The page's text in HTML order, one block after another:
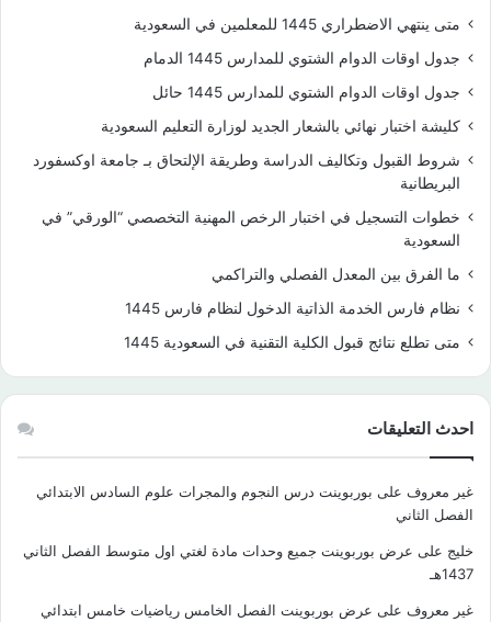
متى ينتهي الاضطراري 1445 للمعلمين في السعودية
جدول اوقات الدوام الشتوي للمدارس 1445 الدمام
جدول اوقات الدوام الشتوي للمدارس 1445 حائل
كليشة اختبار نهائي بالشعار الجديد لوزارة التعليم السعودية
شروط القبول وتكاليف الدراسة وطريقة الإلتحاق بـ جامعة اوكسفورد
البريطانية
خطوات التسجيل في اختبار الرخص المهنية التخصصي “الورقي” في
السعودية
ما الفرق بين المعدل الفصلي والتراكمي
نظام فارس الخدمة الذاتية الدخول لنظام فارس 1445
متى تطلع نتائج قبول الكلية التقنية في السعودية 1445
احدث التعليقات
غير معروف على بوربوينت درس النجوم والمجرات علوم السادس الابتدائي
الفصل الثاني
خليج على عرض بوربوينت جميع وحدات مادة لغتي اول متوسط الفصل الثاني
1437هـ
غير معروف على عرض بوربوينت الفصل الخامس رياضيات خامس ابتدائي